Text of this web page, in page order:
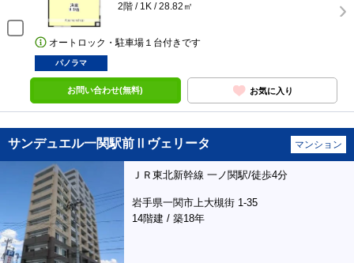
2階 / 1K / 28.82㎡
オートロック・駐車場１台付きです
パノラマ
お問い合わせ(無料) お気に入り
サンデュエル一関駅前Ⅱヴェリータ マンション
ＪＲ東北新幹線 一ノ関駅/徒歩4分
岩手県一関市上大槻街 1-35
14階建 / 築18年